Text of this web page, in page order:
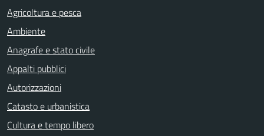
Agricoltura e pesca
Ambiente
Anagrafe e stato civile
Appalti pubblici
Autorizzazioni
Catasto e urbanistica
Cultura e tempo libero